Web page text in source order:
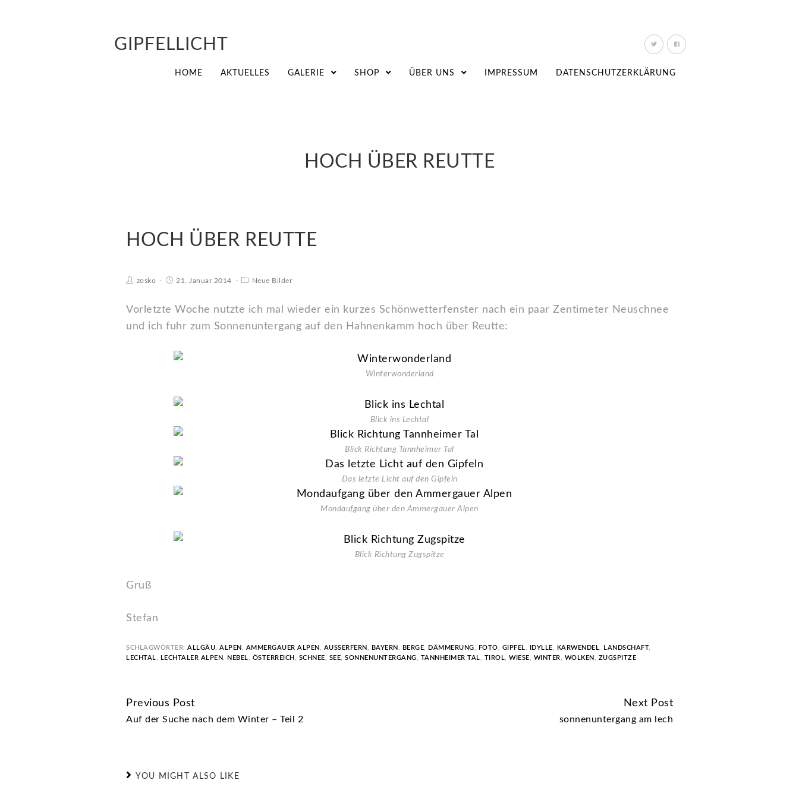
GIPFELLICHT
HOME AKTUELLES GALERIE SHOP ÜBER UNS IMPRESSUM DATENSCHUTZERKLÄRUNG
HOCH ÜBER REUTTE
HOCH ÜBER REUTTE
zosko 21. Januar 2014 Neue Bilder
Vorletzte Woche nutzte ich mal wieder ein kurzes Schönwetterfenster nach ein paar Zentimeter Neuschnee
und ich fuhr zum Sonnenuntergang auf den Hahnenkamm hoch über Reutte:
Winterwonderland
Blick ins Lechtal
Blick Richtung Tannheimer Tal
Das letzte Licht auf den Gipfeln
Mondaufgang über den Ammergauer Alpen
Blick Richtung Zugspitze
Gruß
Stefan
SCHLAGWÖRTER: ALLGÄU ALPEN AMMERGAUER ALPEN AUSSERFERN BAYERN BERGE DÄMMERUNG FOTO GIPFEL IDYLLE KARWENDEL LANDSCHAFT,
LECHTAL
LECHTALER ALPEN NEBEL ÖSTERREICH SCHNEE SEE SONNENUNTERGANG TANNHEIMER TAL TIROL WIESE WINTER WOLKEN ZUGSPITZE
CONTINUE
READING
Previous Post
Auf der Suche nach dem Winter – Teil 2
Next Post
sonnenuntergang am lech
YOU MIGHT ALSO LIKE